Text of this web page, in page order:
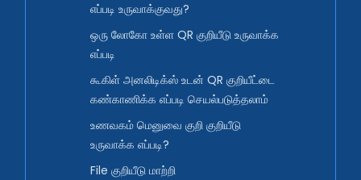
எப்படி உருவாக்குவது?
ஒரு லோகோ உள்ள QR குறியீடு உருவாக்க
எப்படி
கூகிள் அனலிடிக்ஸ் உடன் QR குறியீட்டை
கண்காணிக்க எப்படி செயல்படுத்தலாம்
உணவகம் மெனுவை குறி குறியீடு
உருவாக்க எப்படி?
File குறியீடு மாற்றி